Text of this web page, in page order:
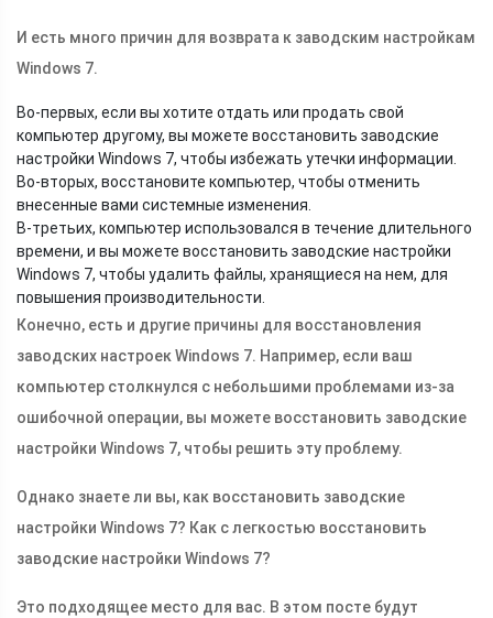
И есть много причин для возврата к заводским настройкам
Windows 7.
Во-первых, если вы хотите отдать или продать свой
компьютер другому, вы можете восстановить заводские
настройки Windows 7, чтобы избежать утечки информации.
Во-вторых, восстановите компьютер, чтобы отменить
внесенные вами системные изменения.
В-третьих, компьютер использовался в течение длительного
времени, и вы можете восстановить заводские настройки
Windows 7, чтобы удалить файлы, хранящиеся на нем, для
повышения производительности.
Конечно, есть и другие причины для восстановления
заводских настроек Windows 7. Например, если ваш
компьютер столкнулся с небольшими проблемами из-за
ошибочной операции, вы можете восстановить заводские
настройки Windows 7, чтобы решить эту проблему.
Однако знаете ли вы, как восстановить заводские
настройки Windows 7? Как с легкостью восстановить
заводские настройки Windows 7?
Это подходящее место для вас. В этом посте будут